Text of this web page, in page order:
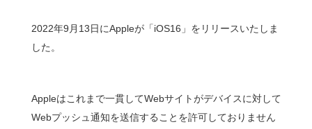
2022年9月13日にAppleが「iOS16」をリリースいたしま
した。
Appleはこれまで一貫してWebサイトがデバイスに対して
Webプッシュ通知を送信することを許可しておりません